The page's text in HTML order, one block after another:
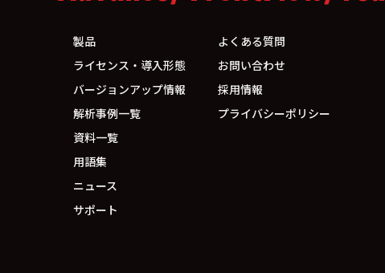
製品
ライセンス・導入形態
バージョンアップ情報
解析事例一覧
資料一覧
用語集
ニュース
サポート
よくある質問
お問い合わせ
採用情報
プライバシーポリシー